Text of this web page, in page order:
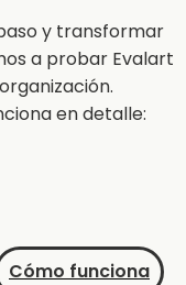
y transformar
a probar Evalart
en detalle:
Cómo funciona